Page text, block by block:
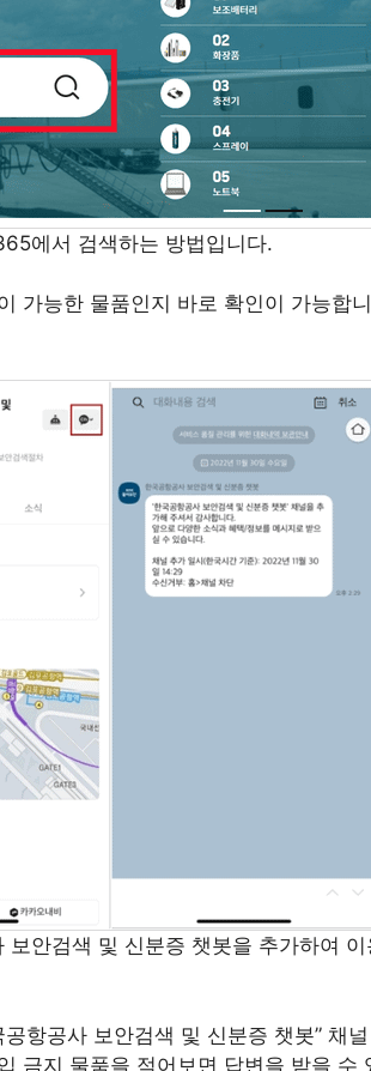
에서 검색하는 방법입니다.
가능한 물품인지 바로 확인이 가능합니
안검색 및 신분증 챗봇을 추가하여 이
항공사 보안검색 및 신분증 챗봇” 채널
금지 물품을 적어보면 답변을 받을 수